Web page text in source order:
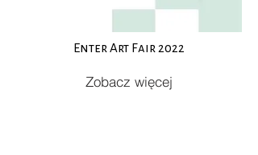
Enter Art Fair 2022
Zobacz więcej